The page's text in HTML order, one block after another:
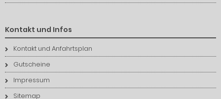
Kontakt und Infos
Kontakt und Anfahrtsplan
Gutscheine
Impressum
Sitemap